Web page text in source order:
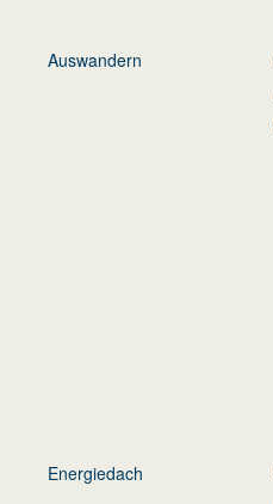
Auswandern
Energiedach